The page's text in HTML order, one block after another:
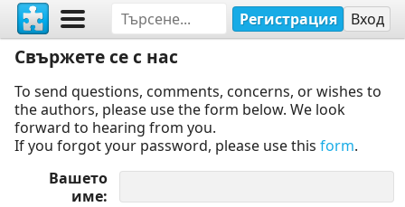
Регистрация Вход
Свържете се с нас
To send questions, comments, concerns, or wishes to
the authors, please use the form below. We look
forward to hearing from you.
If you forgot your password, please use this form.
Вашето
име